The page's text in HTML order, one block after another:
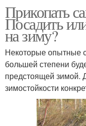
Прикопать
Посадить
на зиму?
Некоторые опытные
большей степени
предстоящей зимой.
зимостойкости